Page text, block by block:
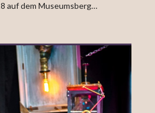
auf dem Museumsberg…